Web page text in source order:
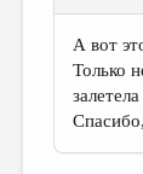
А вот
Только